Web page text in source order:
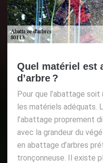
Quel matériel est
d’arbre ?
Pour que l’abattage
les matériels adéquats.
l’abattage proprement
avec la grandeur du
en abattage d’arbres
tronçonneuse. Il existe